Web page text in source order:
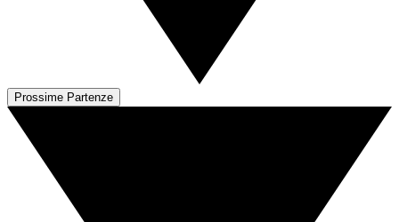
Prossime Partenze